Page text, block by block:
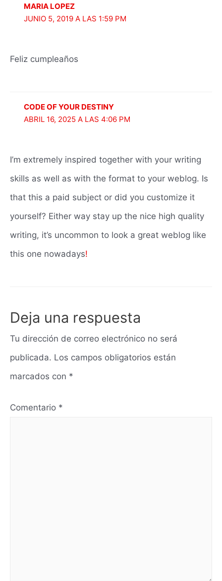
MARIA LOPEZ
JUNIO 5, 2019 A LAS 1:59 PM
Feliz cumpleaños
CODE OF YOUR DESTINY
ABRIL 16, 2025 A LAS 4:06 PM
I’m extremely inspired together with your writing
skills as well as with the format to your weblog. Is
that this a paid subject or did you customize it
yourself? Either way stay up the nice high quality
writing, it’s uncommon to look a great weblog like
this one nowadays!
Deja una respuesta
Tu dirección de correo electrónico no será
publicada. Los campos obligatorios están
marcados con *
Comentario *